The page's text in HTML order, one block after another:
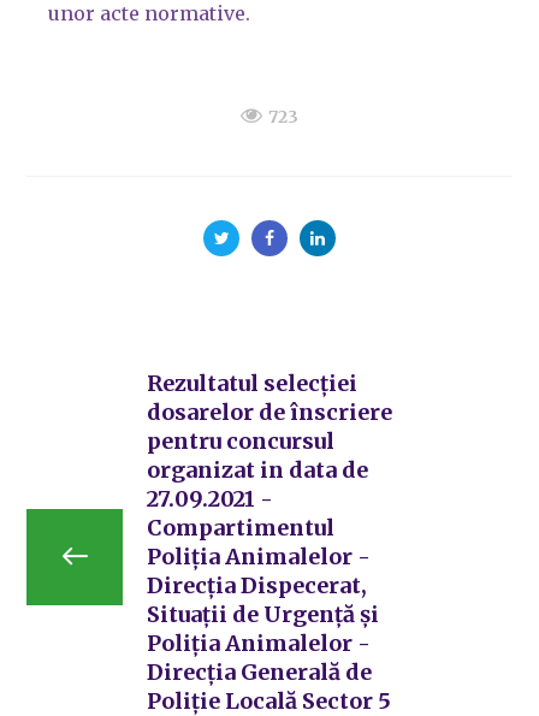
unor acte normative.
723
Rezultatul selecției
dosarelor de înscriere
pentru concursul
organizat in data de
27.09.2021 -
Compartimentul
Poliția Animalelor -
Direcția Dispecerat,
Situații de Urgență și
Poliția Animalelor -
Direcția Generală de
Poliție Locală Sector 5